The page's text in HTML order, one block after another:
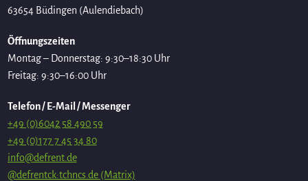
63654 Büdingen (Aulendiebach)
Öffnungszeiten
Montag – Donnerstag: 9:30–18:30 Uhr
Freitag: 9:30–16:00 Uhr
Telefon / E-Mail / Messenger
+49 (0)6042 58 490 59
+49 (0)177 7 45 34 80
info@defrent.de
@defrentck:tchncs.de (Matrix)